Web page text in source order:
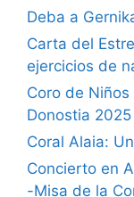
Deba a
Carta del
ejercicios de
Coro de
Donostia
Coral Alaia:
Concierto en
-Misa de la